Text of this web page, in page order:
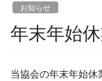
お知らせ
年末年始
当協会の年末年始休